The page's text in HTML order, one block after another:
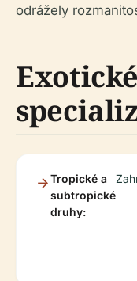
odrážely
Tropické a
subtropické
druhy: